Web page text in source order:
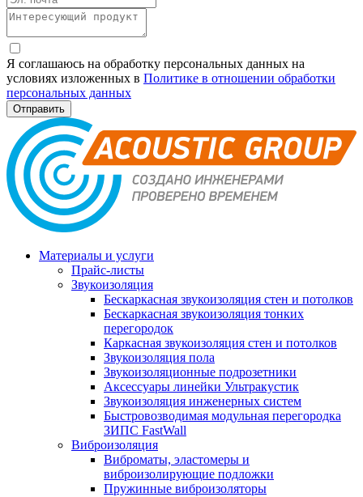
Я соглашаюсь на обработку персональных данных на
условиях изложенных в Политике в отношении обработки
персональных данных
Материалы и услуги
Прайс-листы
Звукоизоляция
Бескаркасная звукоизоляция стен и потолков
Бескаркасная звукоизоляция тонких
перегородок
Каркасная звукоизоляция стен и потолков
Звукоизоляция пола
Звукоизоляционные подрозетники
Аксессуары линейки Ультракустик
Звукоизоляция инженерных систем
Быстровозводимая модульная перегородка
ЗИПС FastWall
Виброизоляция
Виброматы, эластомеры и
виброизолирующие подложки
Пружинные виброизоляторы